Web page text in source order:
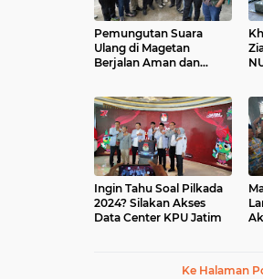
Pemungutan Suara
Ulang di Magetan
Berjalan Aman dan
Ingin Tahu Soal Pilkada
2024? Silakan Akses
Data Center KPU Jatim
Ke Halaman